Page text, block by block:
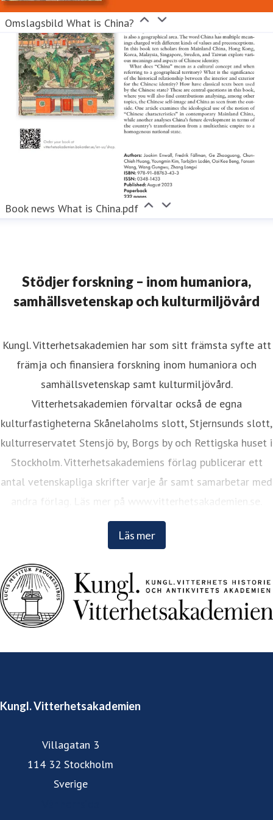
Omslagsbild What is China?
Book news What is China.pdf
Stödjer forskning – inom humaniora,
samhällsvetenskap och kulturmiljövård
Läs mer
Kungl. Vitterhetsakademien har som sitt främsta syfte att
främja och finansiera forskning inom humaniora och
samhällsvetenskap samt kulturmiljövård.
Vitterhetsakademien förvaltar också de egna
kulturfastigheterna Skånelaholms slott, Stjernsunds slott,
kulturreservatet Stensjö by, Borgs by och Rettigska huset i
Stockholm. Vitterhetsakademiens förlag publicerar ett
antal vetenskapliga skrifter varje år samt samarbetar med
andra förlag. Läs mer på www.vitterhetsakademien.se.
Kungl. Vitterhetsakademien
Villagatan 3
114 32 Stockholm
Sverige